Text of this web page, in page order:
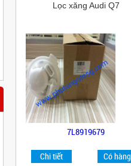
Lọc xăng Audi Q7
7L8919679
Chi tiết Có hàng